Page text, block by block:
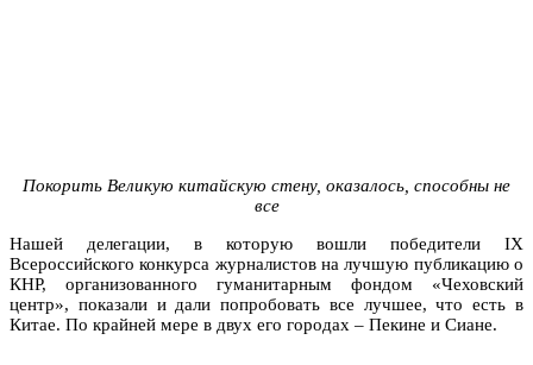
Покорить Великую китайскую стену, оказалось, способны не
все
Нашей делегации, в которую вошли победители IX
Всероссийского конкурса журналистов на лучшую публикацию о
КНР, организованного гуманитарным фондом «Чеховский
центр», показали и дали попробовать все лучшее, что есть в
Китае. По крайней мере в двух его городах – Пекине и Сиане.